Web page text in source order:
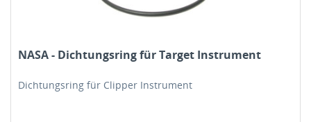
NASA - Dichtungsring für Target Instrument
Dichtungsring für Clipper Instrument